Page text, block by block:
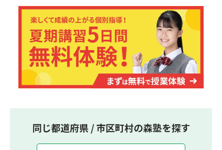
個別指導塾の森塾は、「先生1人に生徒2人まで」の個
別指導で、「1科目＋20点の成績保証」が大評判の塾
です。しかも、「保護者様にも安心の授業料」で、多
くの保護者様からご好評いただいております。
同じ都道府県 / 市区町村の森塾を探す